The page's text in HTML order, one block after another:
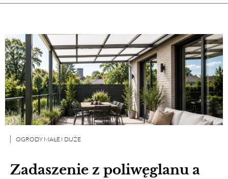
Zadaszenie z poliwęglanu a
OGRODY MAŁE I DUŻE